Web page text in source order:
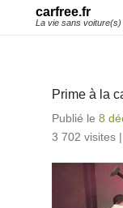
carfree.fr
La vie sans voiture(s)
Prime à la
Publié le 8
3 702 visites |